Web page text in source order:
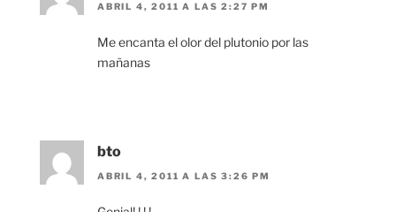
ABRIL 4, 2011 A LAS 2:27 PM
Me encanta el olor del plutonio por las
mañanas
bto
ABRIL 4, 2011 A LAS 3:26 PM